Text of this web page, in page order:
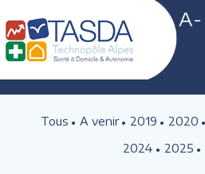
A-
Tous A venir 2019 2020
2024
2025